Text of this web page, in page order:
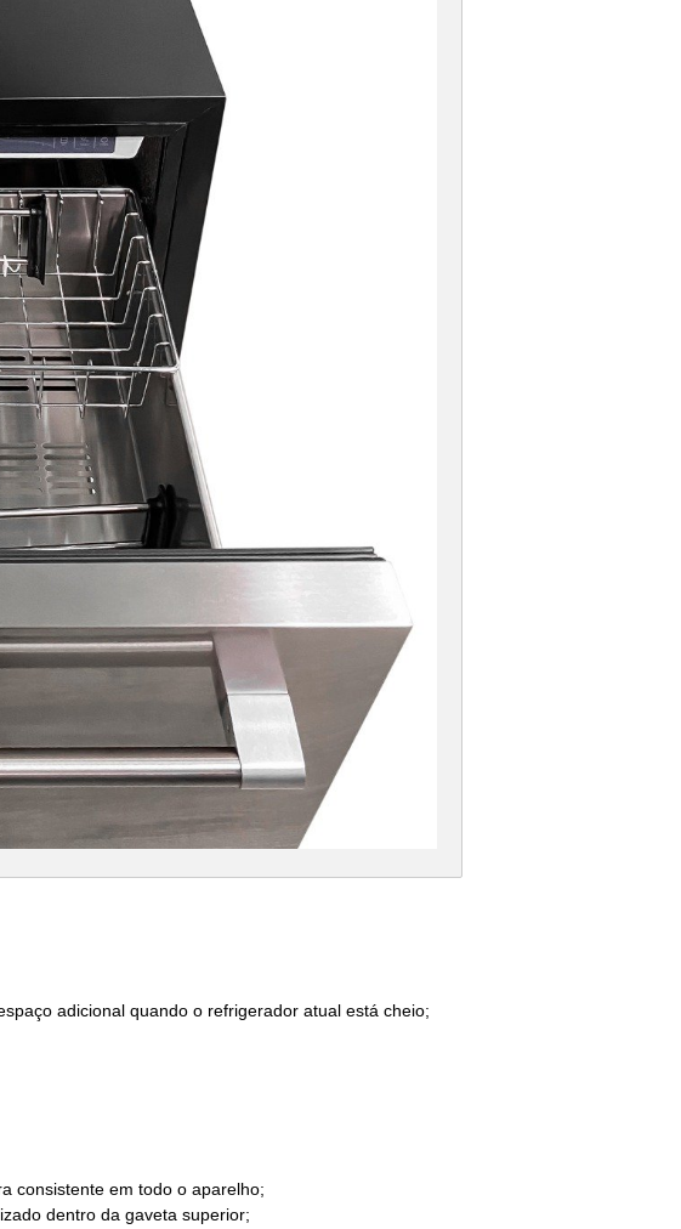
adicional quando o refrigerador atual está cheio;
consistente em todo o aparelho;
dentro da gaveta superior;